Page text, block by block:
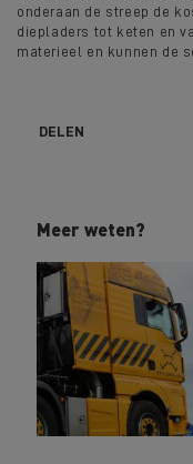
onderaan de streep de
diepladers tot keten en
materieel en kunnen de
DELEN
Meer weten?